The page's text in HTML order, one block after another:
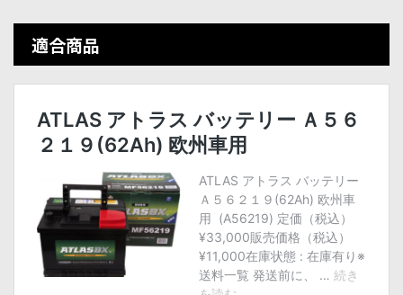
適合商品